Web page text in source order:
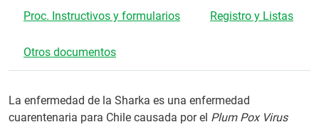
Proc. Instructivos y formularios Registro y Listas
Otros documentos
La enfermedad de la Sharka es una enfermedad
cuarentenaria para Chile causada por el Plum Pox Virus